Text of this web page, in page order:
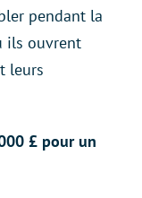
pendant la
ils ouvrent
leurs
£ pour un